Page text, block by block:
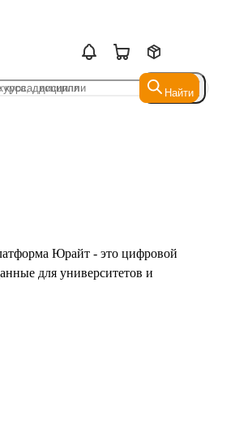
Найти
Найти
Юрайт - это цифровой
для университетов и